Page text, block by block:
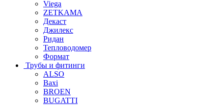
Viega
ZETKAMA
Декаст
Джилекс
Ридан
Тепловодомер
Формат
Трубы и фитинги
ALSO
Baxi
BROEN
BUGATTI